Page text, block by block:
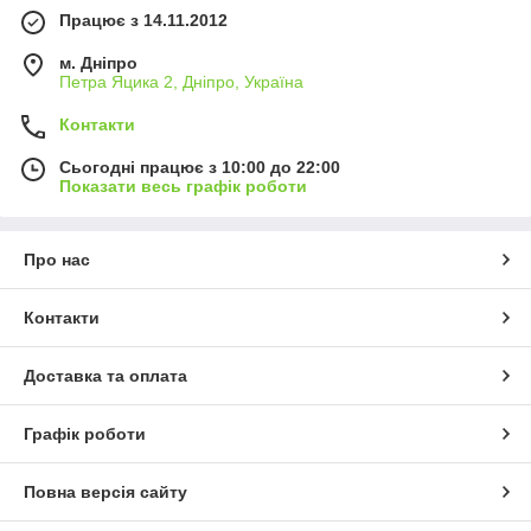
наявності аксесуари для смартфонів, серед яких магнітні
зробити вибір самостійно через сайт або зв'язавшись із
менеджерами-консультантами компанії в телефонному
режимі — відповідаємо на дзвінки з понеділка по неділях
включно. Доставляємо замовлення на всій території України.
З нашою допомогою ви без проблем підвищите зручність
експлуатації свого смартфона та гарантуєте власну безпеку
під час керування автомобілем.
Працює з 14.11.2012
м. Дніпро
Петра Яцика 2, Дніпро, Україна
Контакти
Сьогодні працює з 10:00 до 22:00
Показати весь графік роботи
Про нас
Контакти
Доставка та оплата
Графік роботи
Повна версія сайту